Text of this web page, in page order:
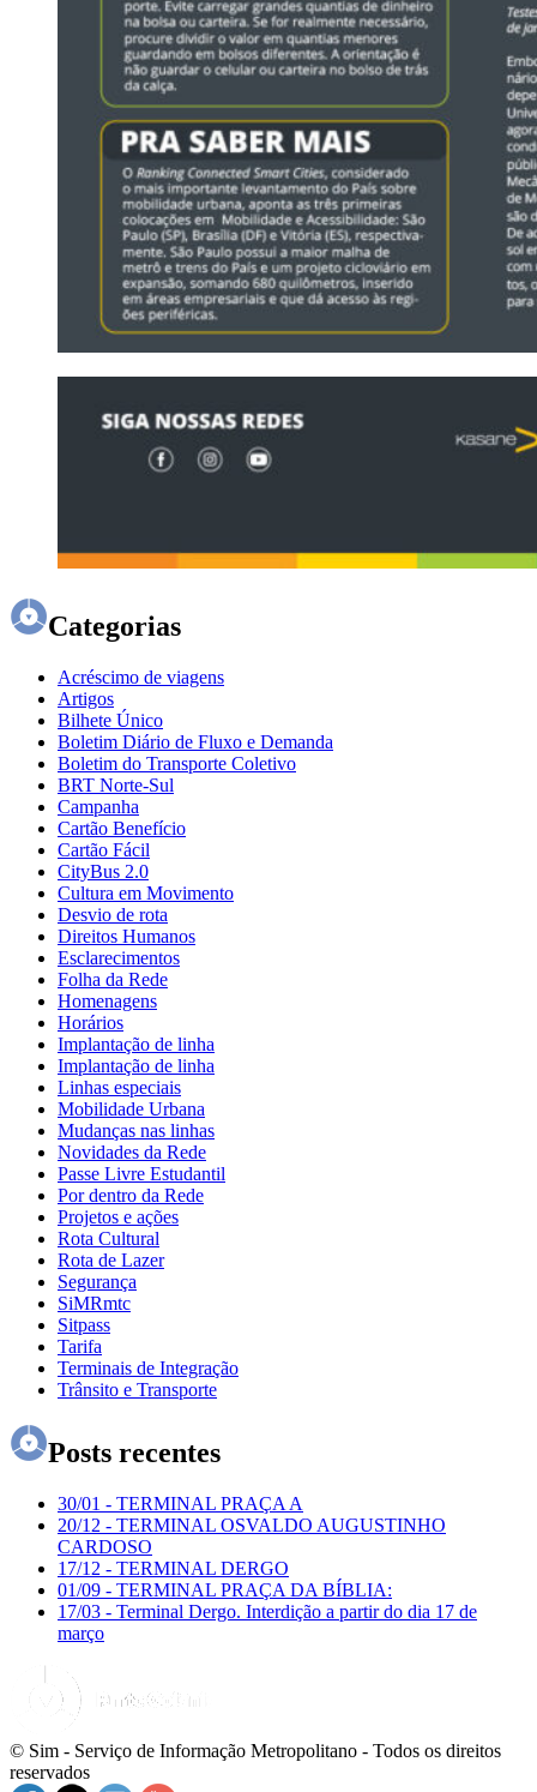
Categorias
Acréscimo de viagens
Artigos
Bilhete Único
Boletim Diário de Fluxo e Demanda
Boletim do Transporte Coletivo
BRT Norte-Sul
Campanha
Cartão Benefício
Cartão Fácil
CityBus 2.0
Cultura em Movimento
Desvio de rota
Direitos Humanos
Esclarecimentos
Folha da Rede
Homenagens
Horários
Implantação de linha
Implantação de linha
Linhas especiais
Mobilidade Urbana
Mudanças nas linhas
Novidades da Rede
Passe Livre Estudantil
Por dentro da Rede
Projetos e ações
Rota Cultural
Rota de Lazer
Segurança
SiMRmtc
Sitpass
Tarifa
Terminais de Integração
Trânsito e Transporte
Posts recentes
30/01 - TERMINAL PRAÇA A
20/12 - TERMINAL OSVALDO AUGUSTINHO
CARDOSO
17/12 - TERMINAL DERGO
01/09 - TERMINAL PRAÇA DA BÍBLIA:
17/03 - Terminal Dergo. Interdição a partir do dia 17 de
março
© Sim - Serviço de Informação Metropolitano - Todos os direitos
reservados